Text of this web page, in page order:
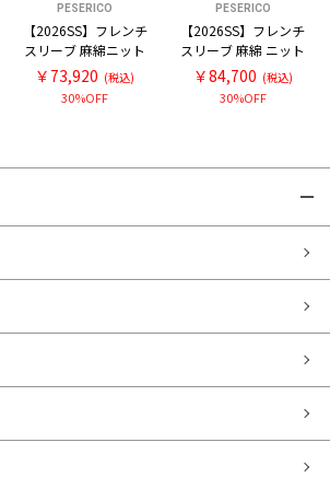
PESERICO
【2026SS】フレンチ
スリーブ 麻綿ニット
￥73,920 (税込)
30%OFF
PESERICO
【2026SS】フレンチ
スリーブ 麻綿 ニット
￥84,700 (税込)
30%OFF